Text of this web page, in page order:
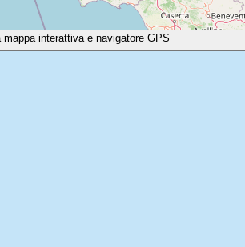
interattiva e navigatore GPS